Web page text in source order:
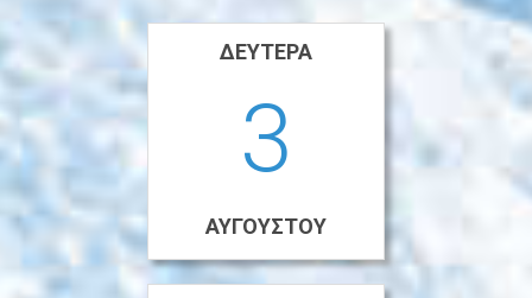
ΔΕΥΤΈΡΑ
3
ΑΥΓΟΎΣΤΟΥ